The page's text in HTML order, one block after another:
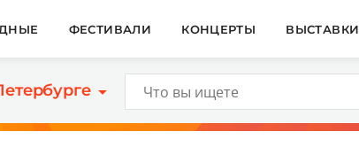
ФЕСТИВАЛИ КОНЦЕРТЫ ВЫСТАВКИ